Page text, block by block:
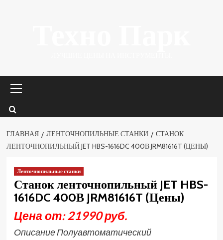
меню
ГЛАВНАЯ ЛЕНТОЧНОПИЛЬНЫЕ СТАНКИ
СТАНОК
ЛЕНТОЧНОПИЛЬНЫЙ JET HBS-1616DC 400В JRM81616T (ЦЕНЫ)
Ленточнопильные станки
Станок ленточнопильный JET HBS-
1616DC 400В JRM81616T (Цены)
Цена от: 21990 руб.
Описание Полуавтоматический